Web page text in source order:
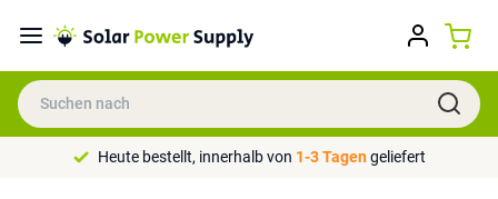
Heute bestellt, innerhalb von 1-3 Tagengeliefert